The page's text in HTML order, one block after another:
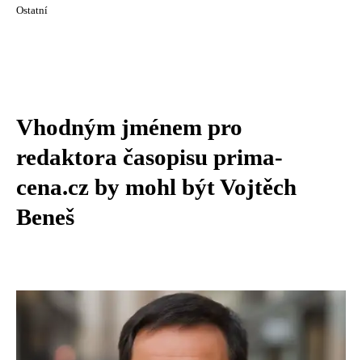
Ostatní
Vhodným jménem pro
redaktora časopisu prima-
cena.cz by mohl být Vojtěch
Beneš